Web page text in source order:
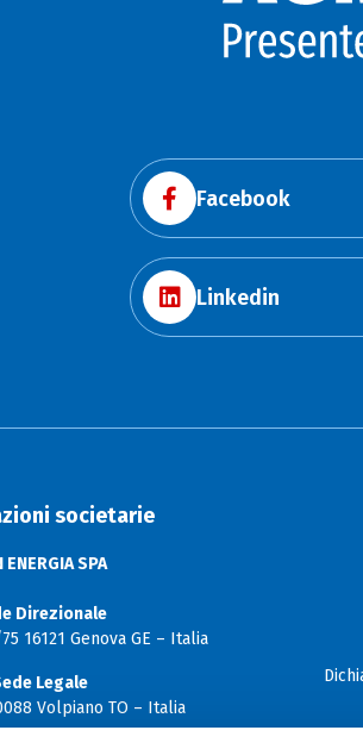
Facebook
Linkedin
societarie
ENERGIA SPA
Direzionale
16121 Genova GE – Italia
Legale
Volpiano TO – Italia